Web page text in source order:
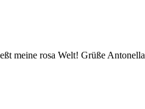
meine rosa Welt! Grüße Antonella